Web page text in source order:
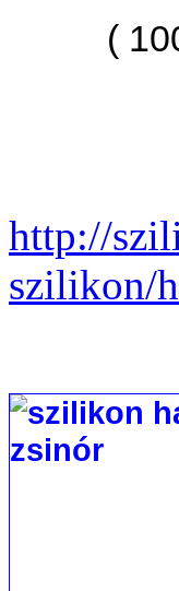
( 1000
http://
szilikon/